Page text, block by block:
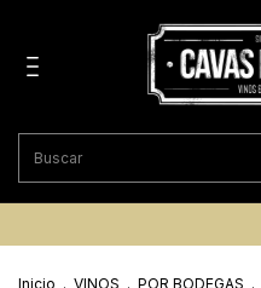
Inicio . VINOS . POR BODEGAS .